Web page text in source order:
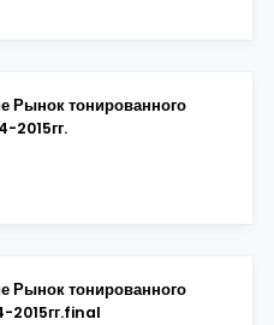
Рынок тонированного
2015гг.
Рынок тонированного
2015гг.final